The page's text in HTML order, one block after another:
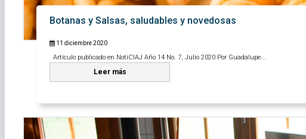
Botanas y Salsas, saludables y novedosas
11 diciembre 2020
Artículo publicado en NotiCIAJ Año 14 No. 7, Julio 2020 Por Guadalupe...
Leer más